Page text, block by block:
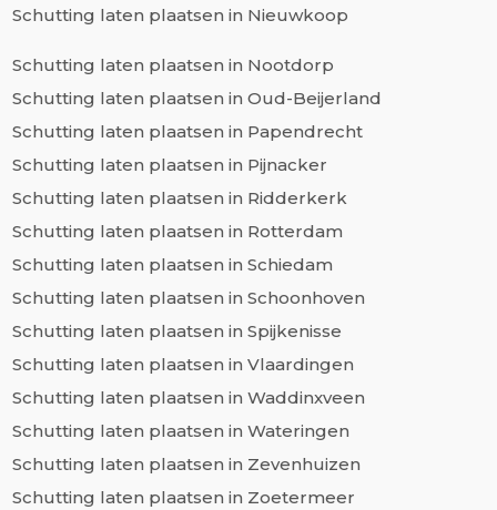
Schutting laten plaatsen in Nieuwkoop
Schutting laten plaatsen in Nootdorp
Schutting laten plaatsen in Oud-Beijerland
Schutting laten plaatsen in Papendrecht
Schutting laten plaatsen in Pijnacker
Schutting laten plaatsen in Ridderkerk
Schutting laten plaatsen in Rotterdam
Schutting laten plaatsen in Schiedam
Schutting laten plaatsen in Schoonhoven
Schutting laten plaatsen in Spijkenisse
Schutting laten plaatsen in Vlaardingen
Schutting laten plaatsen in Waddinxveen
Schutting laten plaatsen in Wateringen
Schutting laten plaatsen in Zevenhuizen
Schutting laten plaatsen in Zoetermeer